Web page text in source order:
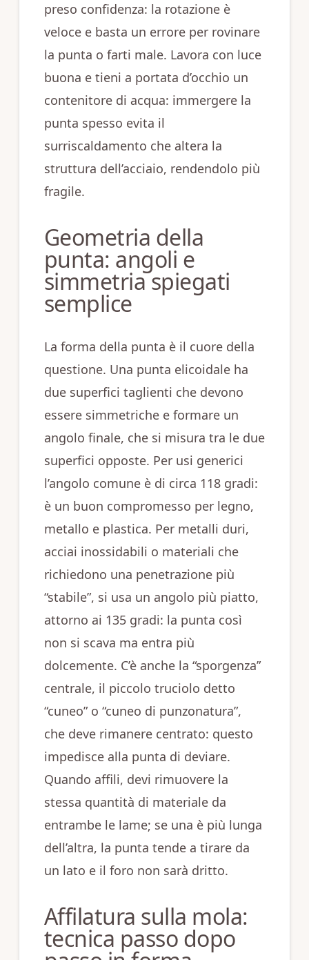
preso confidenza: la rotazione è
veloce e basta un errore per rovinare
la punta o farti male. Lavora con luce
buona e tieni a portata d’occhio un
contenitore di acqua: immergere la
punta spesso evita il
surriscaldamento che altera la
struttura dell’acciaio, rendendolo più
fragile.
Geometria della
punta: angoli e
simmetria spiegati
semplice
La forma della punta è il cuore della
questione. Una punta elicoidale ha
due superfici taglienti che devono
essere simmetriche e formare un
angolo finale, che si misura tra le due
superfici opposte. Per usi generici
l’angolo comune è di circa 118 gradi:
è un buon compromesso per legno,
metallo e plastica. Per metalli duri,
acciai inossidabili o materiali che
richiedono una penetrazione più
“stabile”, si usa un angolo più piatto,
attorno ai 135 gradi: la punta così
non si scava ma entra più
dolcemente. C’è anche la “sporgenza”
centrale, il piccolo truciolo detto
“cuneo” o “cuneo di punzonatura”,
che deve rimanere centrato: questo
impedisce alla punta di deviare.
Quando affili, devi rimuovere la
stessa quantità di materiale da
entrambe le lame; se una è più lunga
dell’altra, la punta tende a tirare da
un lato e il foro non sarà dritto.
Affilatura sulla mola:
tecnica passo dopo